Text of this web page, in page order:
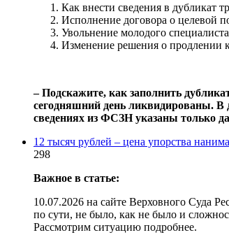
Как внести сведения в дубликат
Исполнение договора о целевой
Увольнение молодого
Изменение решения о продлении
‒ Подскажите, как заполнить
сегодняшний день ликвидированы. В
сведениях из ФСЗН указаны только
12 тысяч рублей – цена упорства
298
Важное в статье:
10.07.2026 на сайте Верховного Суда
по сути, не было, как не было и
Рассмотрим ситуацию подробнее.